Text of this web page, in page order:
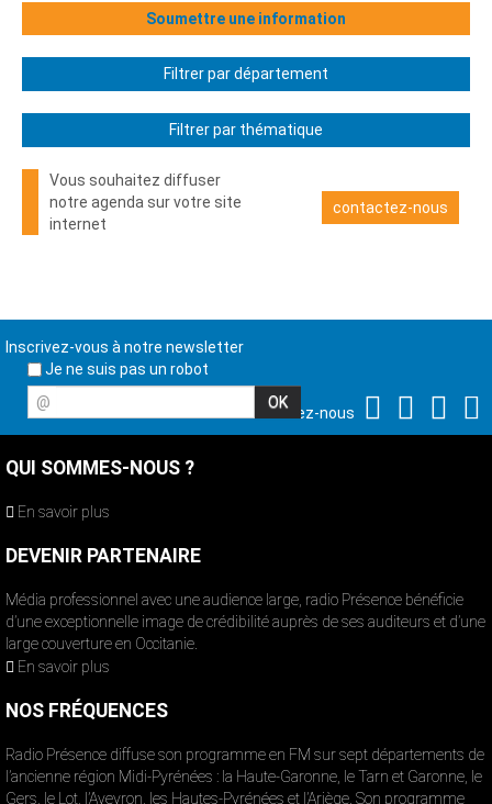
Soumettre une information
Filtrer par département
Filtrer par thématique
Vous souhaitez diffuser
notre agenda sur votre site
internet
contactez-nous
Inscrivez-vous à notre newsletter
Je ne suis pas un robot
@
Suivez-nous
QUI SOMMES-NOUS ?
En savoir plus
DEVENIR PARTENAIRE
Média professionnel avec une audience large, radio Présence bénéficie
d’une exceptionnelle image de crédibilité auprès de ses auditeurs et d’une
large couverture en Occitanie.
En savoir plus
NOS FRÉQUENCES
Radio Présence diffuse son programme en FM sur sept départements de
l’ancienne région Midi-Pyrénées : la Haute-Garonne, le Tarn et Garonne, le
Gers, le Lot, l’Aveyron, les Hautes-Pyrénées et l’Ariège. Son programme